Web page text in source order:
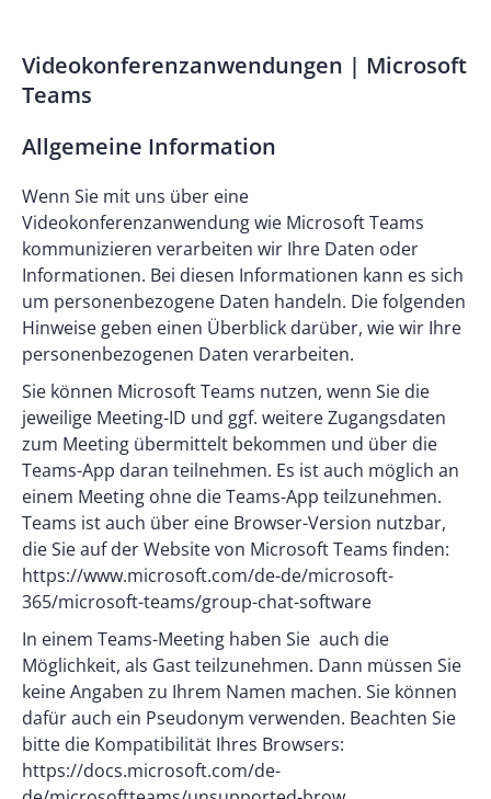
Videokonferenzanwendungen | Microsoft
Teams
Allgemeine Information
Wenn Sie mit uns über eine
Videokonferenzanwendung wie Microsoft Teams
kommunizieren verarbeiten wir Ihre Daten oder
Informationen. Bei diesen Informationen kann es sich
um personenbezogene Daten handeln. Die folgenden
Hinweise geben einen Überblick darüber, wie wir Ihre
personenbezogenen Daten verarbeiten.
Sie können Microsoft Teams nutzen, wenn Sie die
jeweilige Meeting-ID und ggf. weitere Zugangsdaten
zum Meeting übermittelt bekommen und über die
Teams-App daran teilnehmen. Es ist auch möglich an
einem Meeting ohne die Teams-App teilzunehmen.
Teams ist auch über eine Browser-Version nutzbar,
die Sie auf der Website von Microsoft Teams finden:
https://www.microsoft.com/de-de/microsoft-
365/microsoft-teams/group-chat-software
In einem Teams-Meeting haben Sie auch die
Möglichkeit, als Gast teilzunehmen. Dann müssen Sie
keine Angaben zu Ihrem Namen machen. Sie können
dafür auch ein Pseudonym verwenden. Beachten Sie
bitte die Kompatibilität Ihres Browsers:
https://docs.microsoft.com/de-